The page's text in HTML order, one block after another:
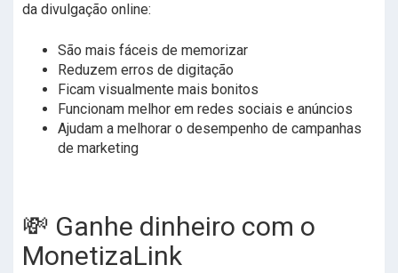
da divulgação online:
São mais fáceis de memorizar
Reduzem erros de digitação
Ficam visualmente mais bonitos
Funcionam melhor em redes sociais e anúncios
Ajudam a melhorar o desempenho de campanhas
de marketing
💸 Ganhe dinheiro com o
MonetizaLink